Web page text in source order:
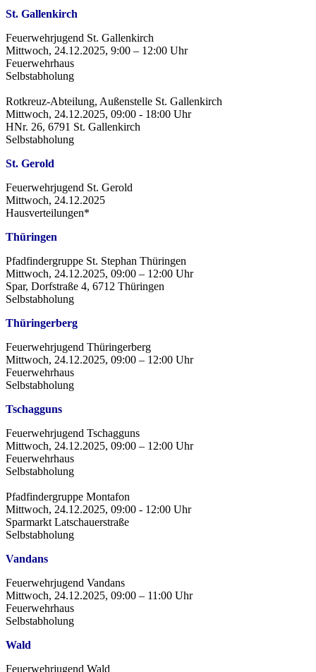
St. Gallenkirch
Feuerwehrjugend St. Gallenkirch
Mittwoch, 24.12.2025, 9:00 – 12:00 Uhr
Feuerwehrhaus
Selbstabholung
Rotkreuz-Abteilung, Außenstelle St. Gallenkirch
Mittwoch, 24.12.2025, 09:00 - 18:00 Uhr
HNr. 26, 6791 St. Gallenkirch
Selbstabholung
St. Gerold
Feuerwehrjugend St. Gerold
Mittwoch, 24.12.2025
Hausverteilungen*
Thüringen
Pfadfindergruppe St. Stephan Thüringen
Mittwoch, 24.12.2025, 09:00 – 12:00 Uhr
Spar, Dorfstraße 4, 6712 Thüringen
Selbstabholung
Thüringerberg
Feuerwehrjugend Thüringerberg
Mittwoch, 24.12.2025, 09:00 – 12:00 Uhr
Feuerwehrhaus
Selbstabholung
Tschagguns
Feuerwehrjugend Tschagguns
Mittwoch, 24.12.2025, 09:00 – 12:00 Uhr
Feuerwehrhaus
Selbstabholung
Pfadfindergruppe Montafon
Mittwoch, 24.12.2025, 09:00 - 12:00 Uhr
Sparmarkt Latschauerstraße
Selbstabholung
Vandans
Feuerwehrjugend Vandans
Mittwoch, 24.12.2025, 09:00 – 11:00 Uhr
Feuerwehrhaus
Selbstabholung
Wald
Feuerwehrjugend Wald